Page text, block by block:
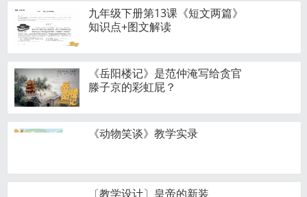
九年级下册第13课《短文两篇》
知识点+图文解读
《岳阳楼记》是范仲淹写给贪官
滕子京的彩虹屁？
《动物笑谈》教学实录
〔教学设计〕皇帝的新装